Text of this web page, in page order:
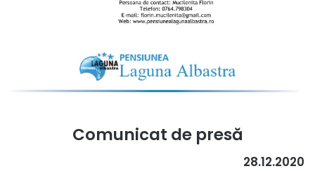
Comunicat de presă
28.12.2020